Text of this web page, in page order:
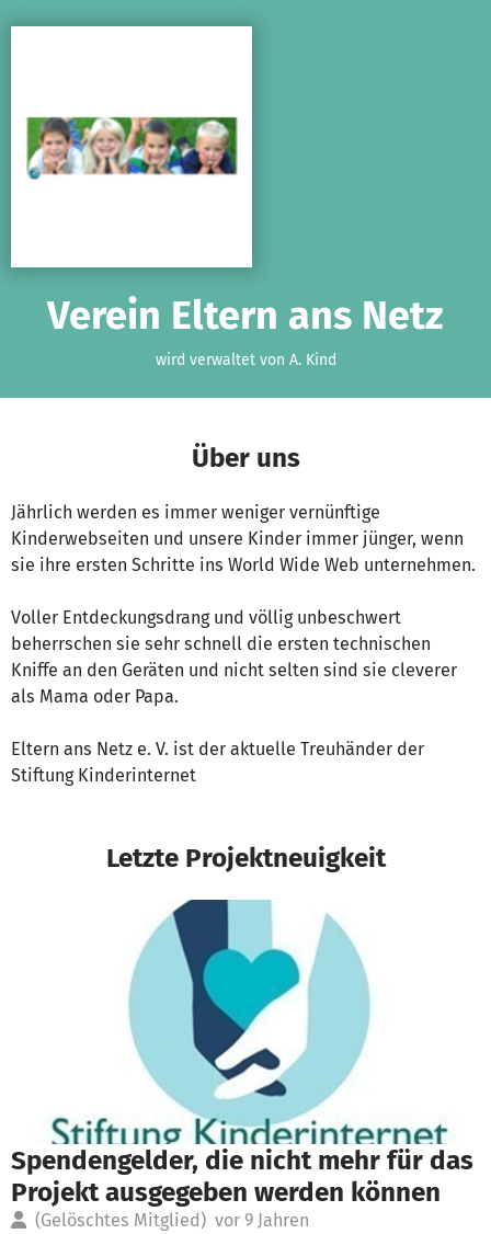
Verein Eltern ans Netz
wird verwaltet von A. Kind
Über uns
Jährlich werden es immer weniger vernünftige
Kinderwebseiten und unsere Kinder immer jünger, wenn
sie ihre ersten Schritte ins World Wide Web unternehmen.
Voller Entdeckungsdrang und völlig unbeschwert
beherrschen sie sehr schnell die ersten technischen
Kniffe an den Geräten und nicht selten sind sie cleverer
als Mama oder Papa.
Eltern ans Netz e. V. ist der aktuelle Treuhänder der
Stiftung Kinderinternet
Letzte Projektneuigkeit
Spendengelder, die nicht mehr für das
Projekt ausgegeben werden können
(Gelöschtes Mitglied) vor 9 Jahren